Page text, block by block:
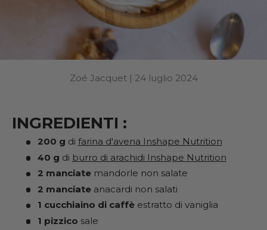
Zoé Jacquet | 24 luglio 2024
INGREDIENTI :
200 g di farina d'avena Inshape Nutrition
40 g di burro di arachidi Inshape Nutrition
2 manciate mandorle non salate
2 manciate anacardi non salati
1 cucchiaino di caffè estratto di vaniglia
1 pizzico sale